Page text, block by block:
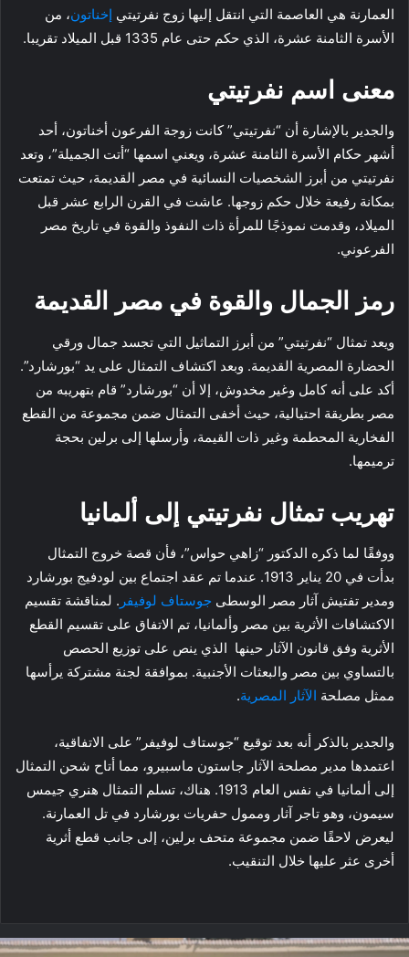
العمارنة هي العاصمة التي انتقل إليها زوج نفرتيتي إخناتون، من
الأسرة الثامنة عشرة، الذي حكم حتى عام 1335 قبل الميلاد تقريبا.
معنى اسم نفرتيتي
والجدير بالإشارة أن “نفرتيتي” كانت زوجة الفرعون أخناتون، أحد
أشهر حكام الأسرة الثامنة عشرة، ويعني اسمها “أتت الجميلة”، وتعد
نفرتيتي من أبرز الشخصيات النسائية في مصر القديمة، حيث تمتعت
بمكانة رفيعة خلال حكم زوجها. عاشت في القرن الرابع عشر قبل
الميلاد، وقدمت نموذجًا للمرأة ذات النفوذ والقوة في تاريخ مصر
الفرعوني.
رمز الجمال والقوة في مصر القديمة
ويعد تمثال “نفرتيتي” من أبرز التماثيل التي تجسد جمال ورقي
الحضارة المصرية القديمة. وبعد اكتشاف التمثال على يد “بورشارد”.
أكد على أنه كامل وغير مخدوش، إلا أن “بورشارد” قام بتهريبه من
مصر بطريقة احتيالية، حيث أخفى التمثال ضمن مجموعة من القطع
الفخارية المحطمة وغير ذات القيمة، وأرسلها إلى برلين بحجة
ترميمها.
تهريب تمثال نفرتيتي إلى ألمانيا
ووفقًا لما ذكره الدكتور “زاهي حواس”، فأن قصة خروج التمثال
بدأت في 20 يناير 1913. عندما تم عقد اجتماع بين لودفيج بورشارد
ومدير تفتيش آثار مصر الوسطى جوستاف لوفيفر . لمناقشة تقسيم
الاكتشافات الأثرية بين مصر وألمانيا، تم الاتفاق على تقسيم القطع
الأثرية وفق قانون الآثار حينها الذي ينص على توزيع الحصص
بالتساوي بين مصر والبعثات الأجنبية. بموافقة لجنة مشتركة يرأسها
ممثل مصلحة الآثار المصرية.
والجدير بالذكر أنه بعد توقيع “جوستاف لوفيفر” على الاتفاقية،
اعتمدها مدير مصلحة الآثار جاستون ماسبيرو، مما أتاح شحن التمثال
إلى ألمانيا في نفس العام 1913. هناك، تسلم التمثال هنري جيمس
سيمون، وهو تاجر آثار وممول حفريات بورشارد في تل العمارنة.
ليعرض لاحقًا ضمن مجموعة متحف برلين، إلى جانب قطع أثرية
أخرى عثر عليها خلال التنقيب.